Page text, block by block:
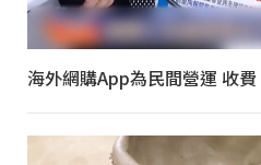
海外網購App為民間營運 收